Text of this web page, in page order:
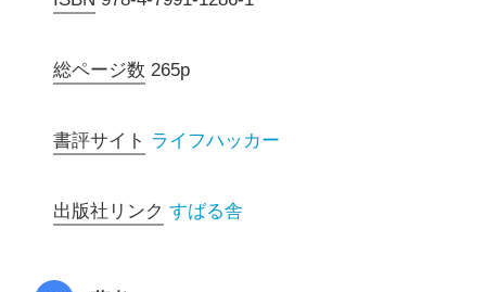
総ページ数 265p
書評サイト ライフハッカー
出版社リンク すばる舎